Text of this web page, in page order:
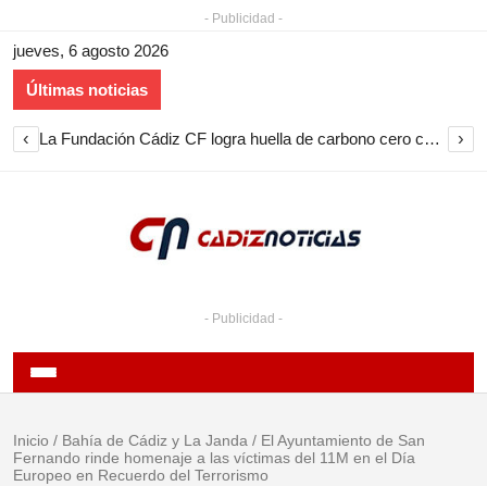
- Publicidad -
jueves, 6 agosto 2026
Últimas noticias
‹ La Fundación Cádiz CF logra huella de carbono cero con su voluntariado tras recoger 690 kilos de pilas en la provincia ›
- Publicidad -
Inicio / Bahía de Cádiz y La Janda / El Ayuntamiento de San
Fernando rinde homenaje a las víctimas del 11M en el Día
Europeo en Recuerdo del Terrorismo